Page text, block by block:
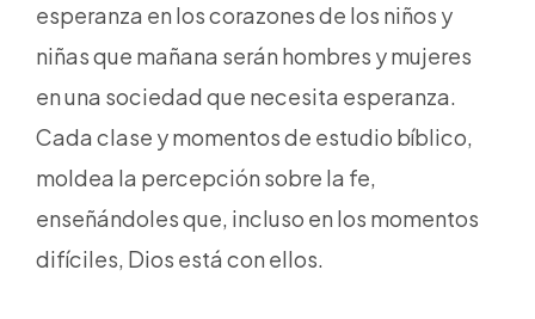
esperanza en los corazones de los niños y
niñas que mañana serán hombres y mujeres
en una sociedad que necesita esperanza.
Cada clase y momentos de estudio bíblico,
moldea la percepción sobre la fe,
enseñándoles que, incluso en los momentos
difíciles, Dios está con ellos.